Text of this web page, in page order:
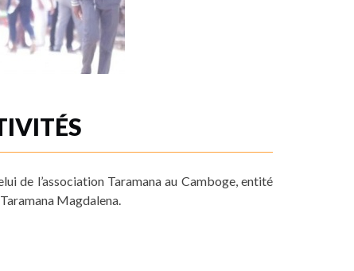
de l’association Taramana au Camboge, entité
Magdalena.